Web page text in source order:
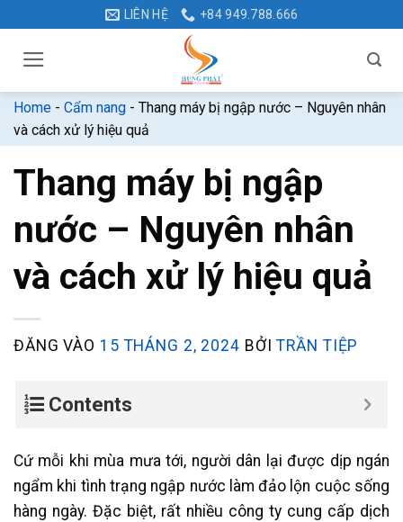
dung
LIÊN HỆ +84 949.788.666
Home - Cẩm nang - Thang máy bị ngập nước – Nguyên nhân
và cách xử lý hiệu quả
Thang máy bị ngập
nước – Nguyên nhân
và cách xử lý hiệu quả
ĐĂNG VÀO 15 THÁNG 2, 2024 BỞITRẦN TIỆP
Contents
Cứ mỗi khi mùa mưa tới, người dân lại được dịp ngán
ngẩm khi tình trạng ngập nước làm đảo lộn cuộc sống
hàng ngày. Đặc biệt, rất nhiều công ty cung cấp dịch